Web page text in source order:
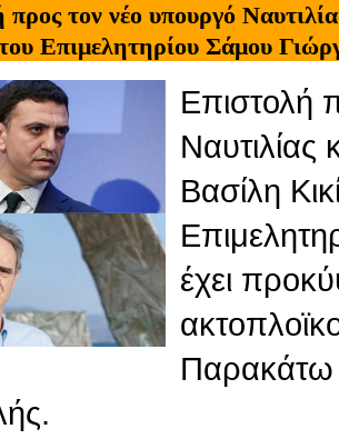
προς τον νέο υπουργό
Επιμελητηρίου Σάμου
Επιστολή
Ναυτιλίας
Βασίλη
έχει
Παρακάτω